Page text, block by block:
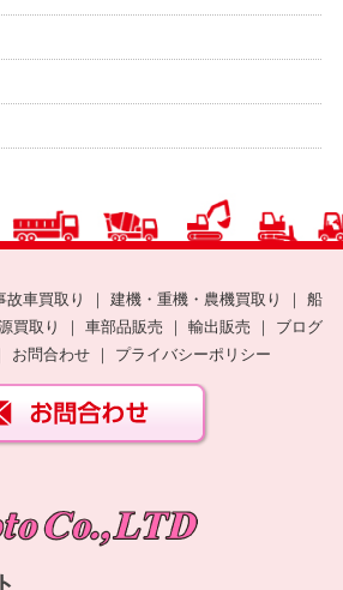
故車買取り ｜ 建機・重機・農機買取り ｜ 船
買取り ｜ 車部品販売 ｜ 輸出販売 ｜ ブログ
お問合わせ｜ プライバシーポリシー